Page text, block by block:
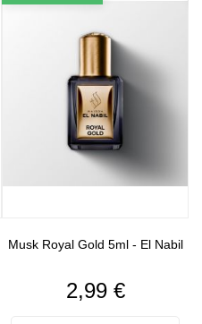
Musk Royal Gold 5ml - El Nabil
Pris
2,99 €